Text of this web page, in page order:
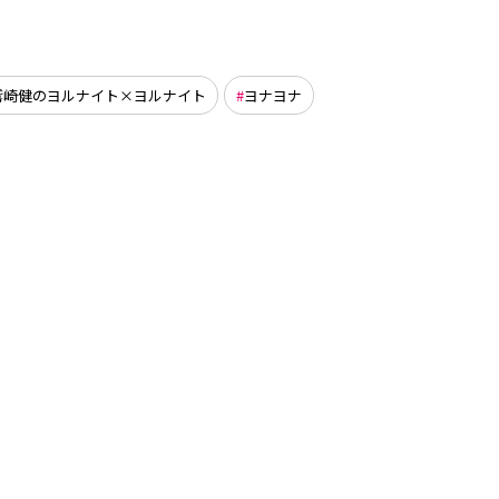
崎健のヨルナイト×ヨルナイト ヨナヨナ